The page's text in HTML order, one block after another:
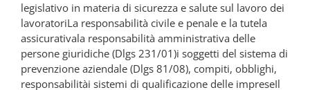
legislativo in materia di sicurezza e salute sul lavoro dei
lavoratoriLa responsabilità civile e penale e la tutela
assicurativala responsabilità amministrativa delle
persone giuridiche (Dlgs 231/01)i soggetti del sistema di
prevenzione aziendale (Dlgs 81/08), compiti, obblighi,
responsabilitài sistemi di qualificazione delle impreseIl